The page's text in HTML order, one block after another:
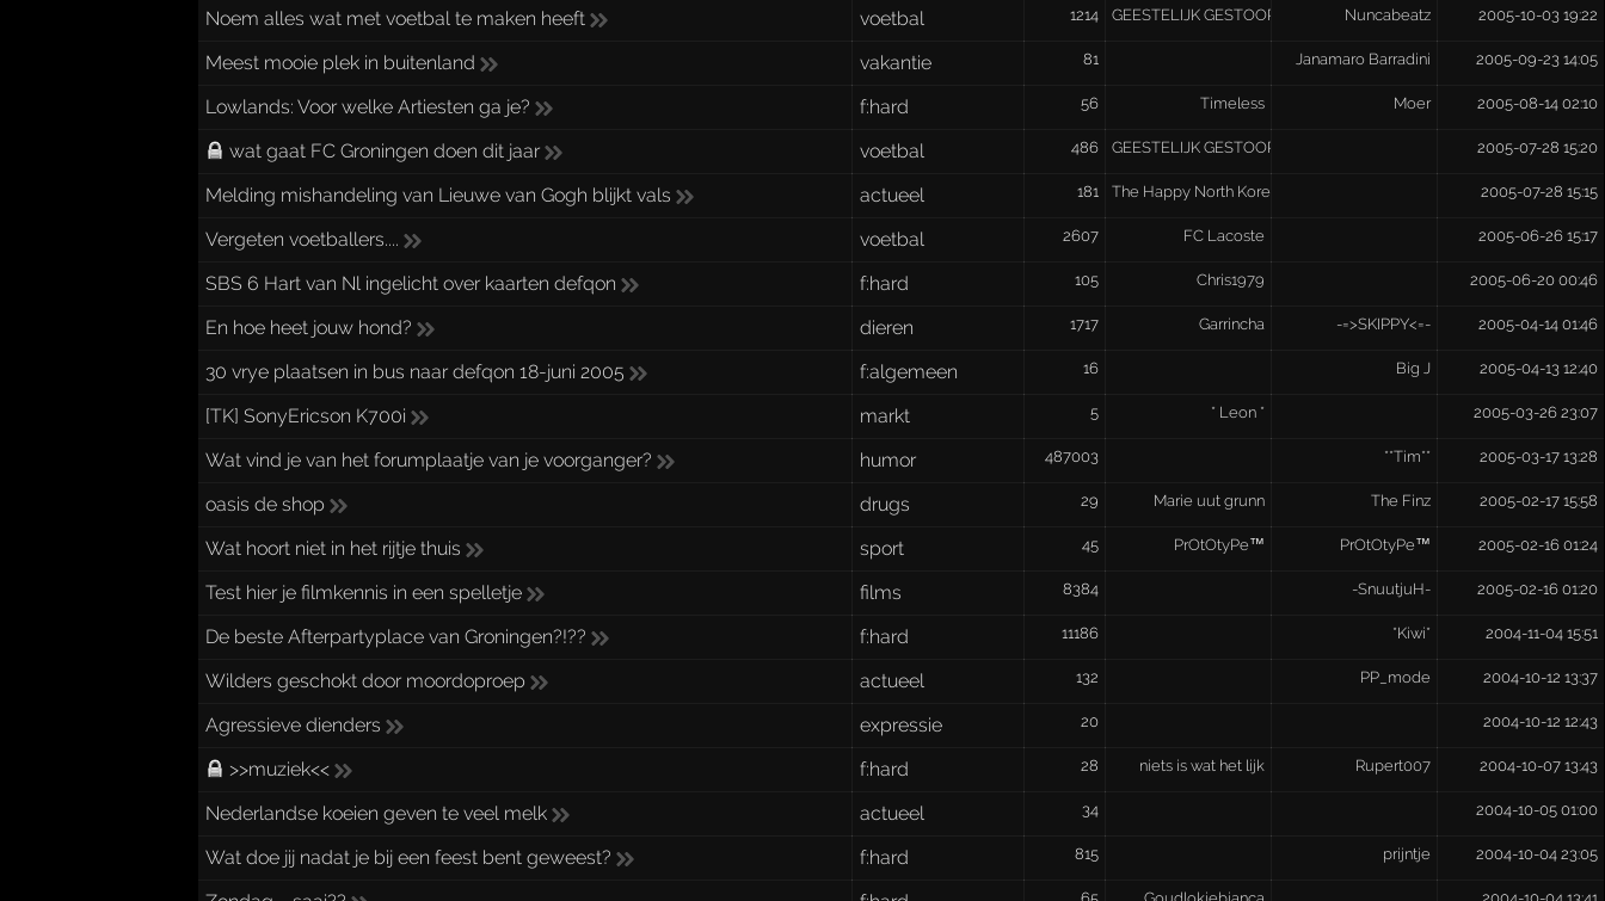
Noem alles wat met voetbal te maken heeft voetbal 1214 GEESTELIJK GESTOORD Nuncabeatz 2005-10-03 19:22
Meest mooie plek in buitenland vakantie 81 Janamaro Barradini 2005-09-23 14:05
Lowlands: Voor welke Artiesten ga je? f:hard 56 Timeless Moer 2005-08-14 02:10
wat gaat FC Groningen doen dit jaar voetbal 486 GEESTELIJK GESTOORD 2005-07-28 15:20
Melding mishandeling van Lieuwe van Gogh blijkt vals actueel 181 The Happy North Korean 2005-07-28 15:15
Vergeten voetballers.... voetbal 2607 FC Lacoste 2005-06-26 15:17
SBS 6 Hart van Nl ingelicht over kaarten defqon f:hard 105 Chris1979 2005-06-20 00:46
En hoe heet jouw hond? dieren 1717 Garrincha -=>SKIPPY<=- 2005-04-14 01:46
30 vrye plaatsen in bus naar defqon 18-juni 2005 f:algemeen 16 Big J 2005-04-13 12:40
[TK] SonyEricson K700i markt 5 * Leon * 2005-03-26 23:07
Wat vind je van het forumplaatje van je voorganger? humor 487003 **Tim** 2005-03-17 13:28
oasis de shop drugs 29 Marie uut grunn The Finz 2005-02-17 15:58
Wat hoort niet in het rijtje thuis sport 45 PrOtOtyPe™ PrOtOtyPe™ 2005-02-16 01:24
Test hier je filmkennis in een spelletje films 8384 -SnuutjuH- 2005-02-16 01:20
De beste Afterpartyplace van Groningen?!?? f:hard 11186 *Kiwi* 2004-11-04 15:51
Wilders geschokt door moordoproep actueel 132 PP_mode 2004-10-12 13:37
Agressieve dienders expressie 20 2004-10-12 12:43
>>muziek<< f:hard 28 niets is wat het lijk Rupert007 2004-10-07 13:43
Nederlandse koeien geven te veel melk actueel 34 2004-10-05 01:00
Wat doe jij nadat je bij een feest bent geweest? f:hard 815 prijntje 2004-10-04 23:05